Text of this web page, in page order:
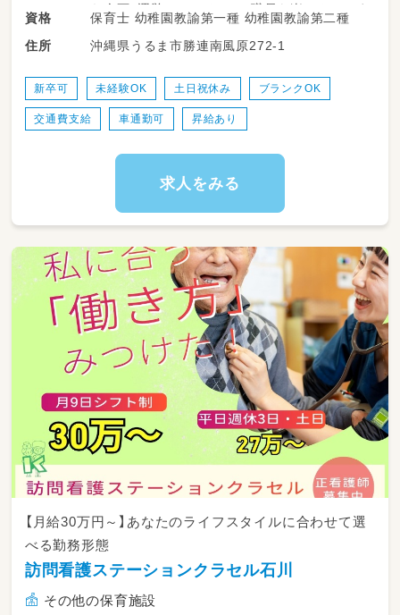
日々の活動記録（支援記録）の作成、個別支援計
程度)への参加。
【入社後のイメージ】
ていただくところからスタートします。これま
でのご経験を活かしながら、子どもたちのため
ら企画・運営しているので、職員も楽しんでいま
す）
保育カリキュラムの計画
資格
保育士 幼稚園教諭第一種 幼稚園教諭第二種
住所
沖縄県うるま市勝連南風原272-1
新卒可 未経験OK 土日祝休み ブランクOK
交通費支給 車通勤可 昇給あり
求人をみる
【月給30万円～】あなたのライフスタイルに合わせて選
べる勤務形態
訪問看護ステーションクラセル石川
その他の保育施設